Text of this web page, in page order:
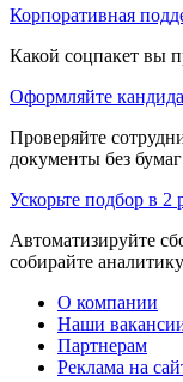
Корпоративная
Какой соцпакет вы
Оформляйте
Проверяйте
документы без
Ускорьте подбор в 2
Автоматизируйте
собирайте
О компании
Наши
Партнерам
Реклама на